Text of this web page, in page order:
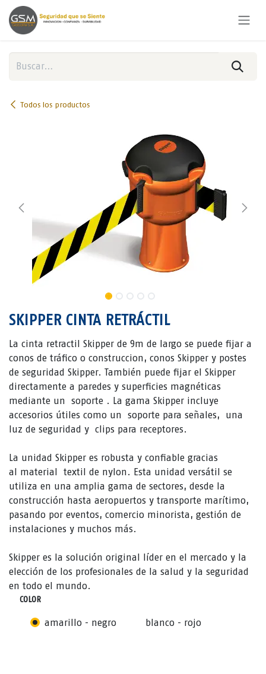
Ir al contenido
Todos los productos
SKIPPER CINTA RETRÁCTIL
La cinta retractil Skipper de 9m de largo se puede fijar a
conos de tráfico o construccion, conos Skipper y postes
de seguridad Skipper. También puede fijar el Skipper
directamente a paredes y superficies magnéticas
mediante un soporte . La gama Skipper incluye
accesorios útiles como un soporte para señales, una
luz de seguridad y clips para receptores.
La unidad Skipper es robusta y confiable gracias
al material textil de nylon. Esta unidad versátil se
utiliza en una amplia gama de sectores, desde la
construcción hasta aeropuertos y transporte marítimo,
pasando por eventos, comercio minorista, gestión de
instalaciones y muchos más.
Skipper es la solución original líder en el mercado y la
elección de los profesionales de la salud y la seguridad
en todo el mundo.
COLOR
amarillo - negro blanco - rojo